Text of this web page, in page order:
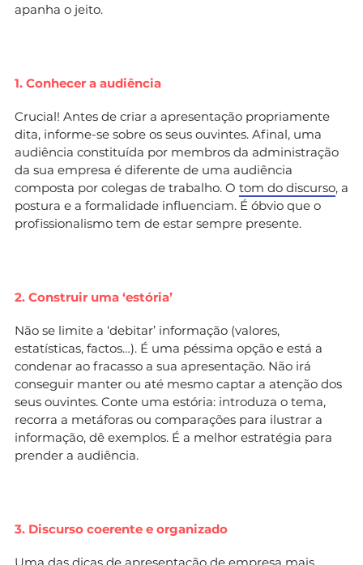
apanha o jeito.
1. Conhecer a audiência
Crucial! Antes de criar a apresentação propriamente
dita, informe-se sobre os seus ouvintes. Afinal, uma
audiência constituída por membros da administração
da sua empresa é diferente de uma audiência
composta por colegas de trabalho. O tom do discurso, a
postura e a formalidade influenciam. É óbvio que o
profissionalismo tem de estar sempre presente.
2. Construir uma ‘estória’
Não se limite a ‘debitar’ informação (valores,
estatísticas, factos…). É uma péssima opção e está a
condenar ao fracasso a sua apresentação. Não irá
conseguir manter ou até mesmo captar a atenção dos
seus ouvintes. Conte uma estória: introduza o tema,
recorra a metáforas ou comparações para ilustrar a
informação, dê exemplos. É a melhor estratégia para
prender a audiência.
3. Discurso coerente e organizado
Uma das dicas de apresentação de empresa mais